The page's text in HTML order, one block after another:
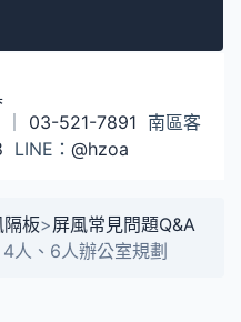
03-521-7891 南區客
LINE： @hzoa
隔板>屏風常見問題Q&A
人、6人辦公室規劃